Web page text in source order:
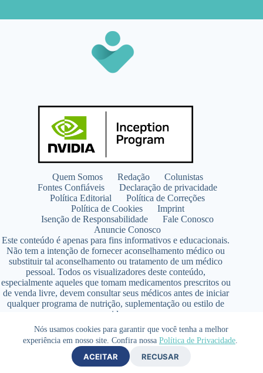
Nós usamos cookies para garantir que você tenha a melhor
experiência em nosso site. Confira nossa Política de Privacidade.
ACEITAR RECUSAR
Quem Somos Redação
Colunistas
Fontes Confiáveis
Declaração de privacidade
Política Editorial
Política de Correções
Política de Cookies
Imprint
Isenção de Responsabilidade
Fale Conosco
Anuncie Conosco
Este conteúdo é apenas para fins informativos e educacionais.
Não tem a intenção de fornecer aconselhamento médico ou
substituir tal aconselhamento ou tratamento de um médico
pessoal. Todos os visualizadores deste conteúdo,
especialmente aqueles que tomam medicamentos prescritos ou
de venda livre, devem consultar seus médicos antes de iniciar
qualquer programa de nutrição, suplementação ou estilo de
vida.
Copyright © 2026 - SaúdeLAB.com pertence ao grupo
VKCF Soluções Digitais Ltda - CNPJ n° 43.726.917/0001-80
- Contato +55 (65) 99813- 4203 - Responsável Técnica:
Farmacêutica Elizandra Civalsci Costa - CRF MT n° 3490